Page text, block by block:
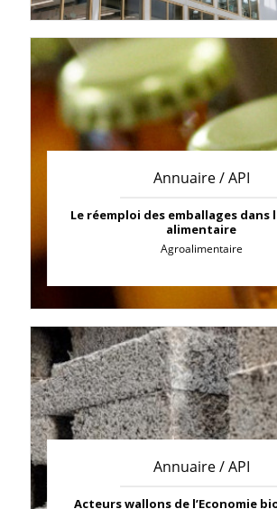
Annuaire / API
Le réemploi des emballages dans
alimentaire
Agroalimentaire
Annuaire / API
Acteurs wallons de l’Economie